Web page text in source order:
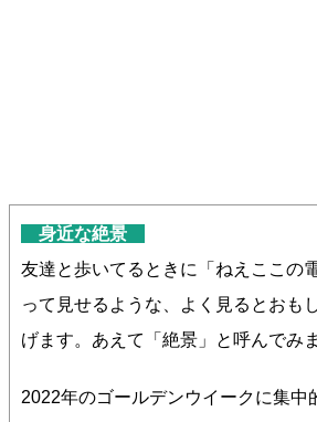
身近な絶景
友達と歩いてるときに「ねえここの
って見せるような、よく見るとおも
げます。あえて「絶景」と呼んでみ
2022年のゴールデンウイークに集中